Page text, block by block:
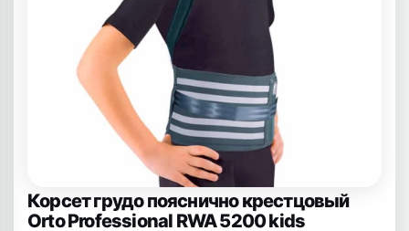
Корсет грудо пояснично крестцовый
Orto Professional RWA 5200 kids